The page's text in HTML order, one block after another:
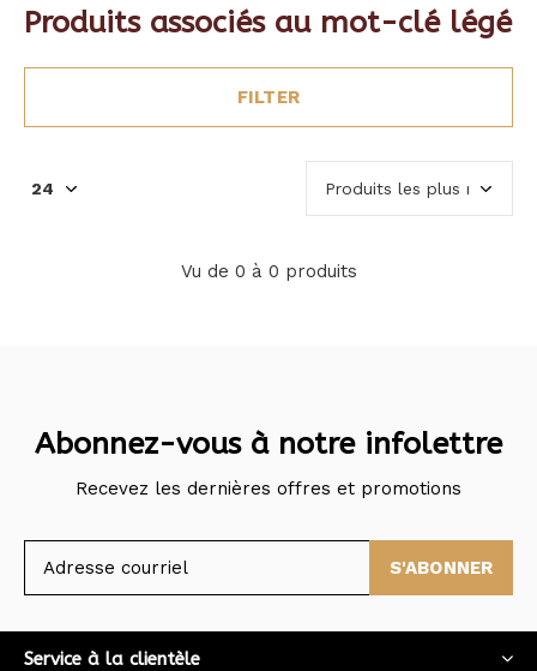
Produits associés au mot-clé légé
FILTER
Vu de 0 à 0 produits
Abonnez-vous à notre infolettre
Recevez les dernières offres et promotions
S'ABONNER
Service à la clientèle